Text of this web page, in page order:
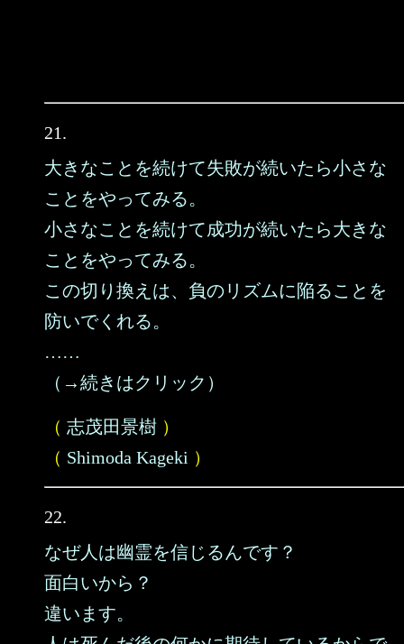
21.
大きなことを続けて失敗が続いたら小さな
ことをやってみる。
小さなことを続けて成功が続いたら大きな
ことをやってみる。
この切り換えは、負のリズムに陥ることを
防いでくれる。
……
（→続きはクリック）
（ 志茂田景樹 ）
（ Shimoda Kageki ）
22.
なぜ人は幽霊を信じるんです？
面白いから？
違います。